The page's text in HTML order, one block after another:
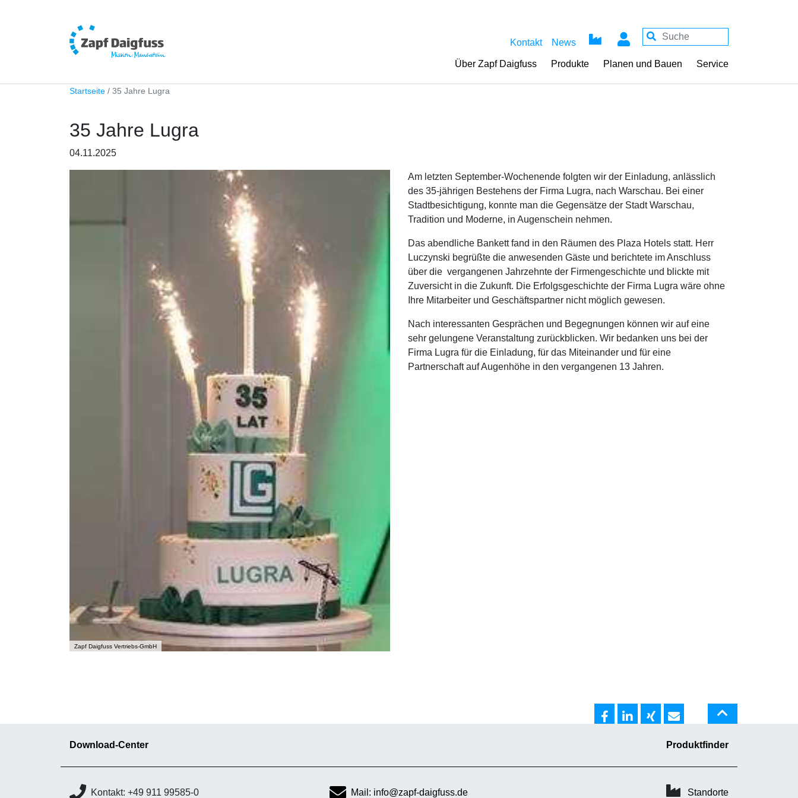
Kontakt News
Über Zapf Daigfuss Produkte Planen und Bauen Service
Startseite 35 Jahre Lugra
35 Jahre Lugra
04.11.2025
Zapf Daigfuss Vertriebs-GmbH
Am letzten September-Wochenende folgten wir der Einladung, anlässlich
des 35-jährigen Bestehens der Firma Lugra, nach Warschau. Bei einer
Stadtbesichtigung, konnte man die Gegensätze der Stadt Warschau,
Tradition und Moderne, in Augenschein nehmen.
Das abendliche Bankett fand in den Räumen des Plaza Hotels statt. Herr
Luczynski begrüßte die anwesenden Gäste und berichtete im Anschluss
über die vergangenen Jahrzehnte der Firmengeschichte und blickte mit
Zuversicht in die Zukunft. Die Erfolgsgeschichte der Firma Lugra wäre ohne
Ihre Mitarbeiter und Geschäftspartner nicht möglich gewesen.
Nach interessanten Gesprächen und Begegnungen können wir auf eine
sehr gelungene Veranstaltung zurückblicken. Wir bedanken uns bei der
Firma Lugra für die Einladung, für das Miteinander und für eine
Partnerschaft auf Augenhöhe in den vergangenen 13 Jahren.
Download-Center Produktfinder
Kontakt: +49 911 99585-0 Mail: info@zapf-daigfuss.de Standorte